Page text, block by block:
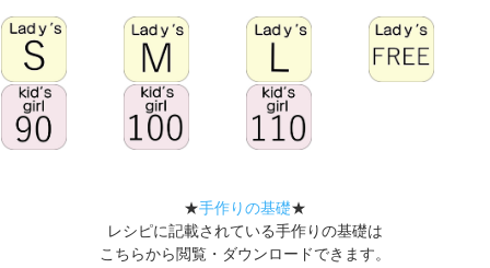
★手作りの基礎★
レシピに記載されている手作りの基礎は
こちらから閲覧・ダウンロードできます。